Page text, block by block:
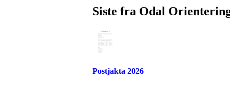
Siste fra Odal
Postjakta 2026